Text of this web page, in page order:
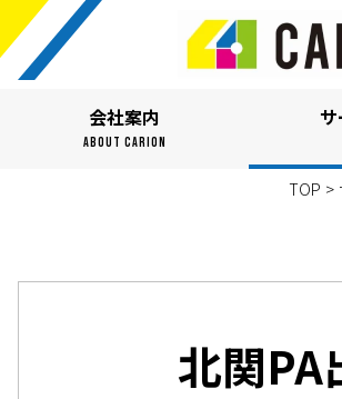
会社案内
ABOUT CARION
サ
TOP >
北関PA